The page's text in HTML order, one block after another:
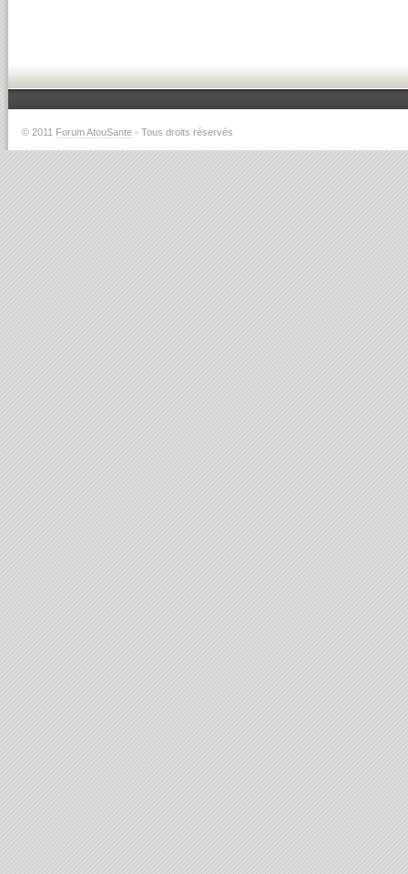
© 2011 Forum AtouSante - Tous droits réservés